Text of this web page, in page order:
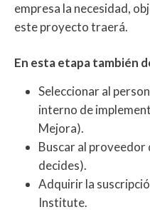
empresa la necesidad,
este proyecto traerá.
En esta etapa también
Seleccionar al
interno de
Mejora).
Buscar al proveedor
decides).
Adquirir la
Institute.